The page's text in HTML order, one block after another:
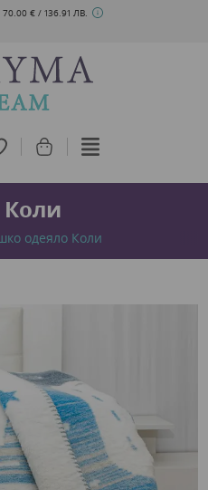
€ / 136.91 ЛВ.
одеяло Коли